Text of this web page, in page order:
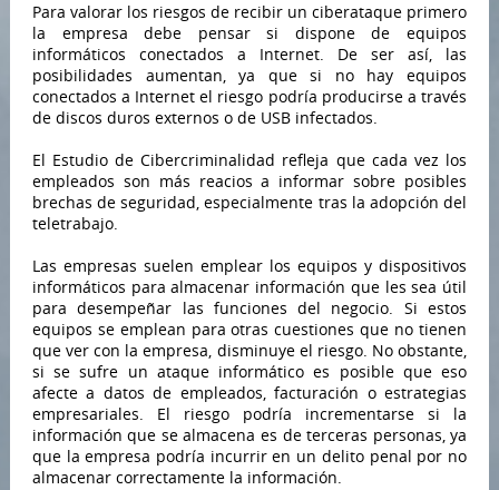
Para valorar los riesgos de recibir un ciberataque primero
la empresa debe pensar si dispone de equipos
informáticos conectados a Internet. De ser así, las
posibilidades aumentan, ya que si no hay equipos
conectados a Internet el riesgo podría producirse a través
de discos duros externos o de USB infectados.
El Estudio de Cibercriminalidad refleja que cada vez los
empleados son más reacios a informar sobre posibles
brechas de seguridad, especialmente tras la adopción del
teletrabajo.
Las empresas suelen emplear los equipos y dispositivos
informáticos para almacenar información que les sea útil
para desempeñar las funciones del negocio. Si estos
equipos se emplean para otras cuestiones que no tienen
que ver con la empresa, disminuye el riesgo. No obstante,
si se sufre un ataque informático es posible que eso
afecte a datos de empleados, facturación o estrategias
empresariales. El riesgo podría incrementarse si la
información que se almacena es de terceras personas, ya
que la empresa podría incurrir en un delito penal por no
almacenar correctamente la información.